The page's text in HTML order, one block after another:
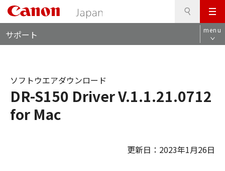
メ
ニ
ュ
サポート menu
DR-S150 Driver V.1.1.21.0712
for Mac
ソフトウエアダウンロード
更新日：2023年1月26日